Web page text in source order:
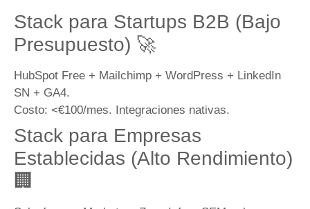
Stack para Startups B2B (Bajo
Presupuesto) 🚀
HubSpot Free + Mailchimp + WordPress + LinkedIn
SN + GA4.
Costo: <€100/mes. Integraciones nativas.
Stack para Empresas
Establecidas (Alto Rendimiento)
🏢